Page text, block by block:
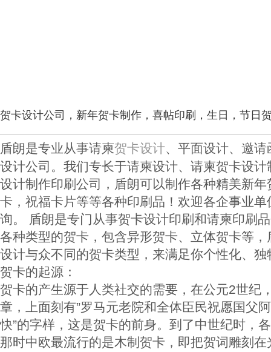
贺卡设计公司，新年贺卡制作，喜帖印刷，生日，节日
盾朗是专业从事请柬贺卡设计、平面设计、邀
设计公司。我们专长于请柬设计、请柬贺卡设
设计制作印刷公司，盾朗可以制作各种精美新
卡，祝福卡片等等各种印刷品！欢迎各企事业
询。 盾朗是专门从事贺卡设计印刷和请柬印刷
各种类型的贺卡，包含异形贺卡、立体贺卡等
设计与众不同的贺卡类型，来满足你个性化、独
贺卡的起源：
贺卡的产生源于人类社交的需要，在公元2世纪
章，上面刻有”罗马元老院和全体臣民祝愿国父
快”的字样，这是贺卡的前身。到了中世纪时，
那时中欧最流行的是木制贺卡，即把贺词雕刻